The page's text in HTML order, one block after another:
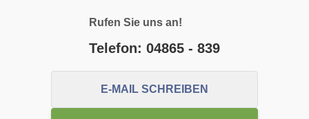
Rufen Sie uns an!
Telefon: 04865 - 839
E-MAIL SCHREIBEN